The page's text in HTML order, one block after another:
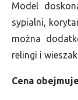
Model
sypialni,
można
relingi i
Cena